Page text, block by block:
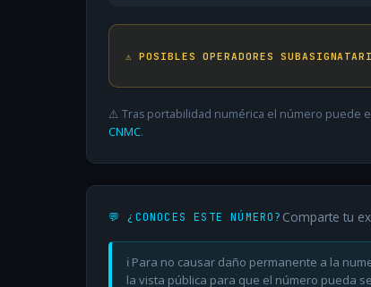
⚠️ POSIBLES OPERADORES
⚠️ Tras portabilidad numérica el número puede
CNMC.
💬 ¿CONOCES ESTE NÚMERO? Comparte tu
ℹ️ Para no causar daño permanente a la
la vista pública para que el número pueda